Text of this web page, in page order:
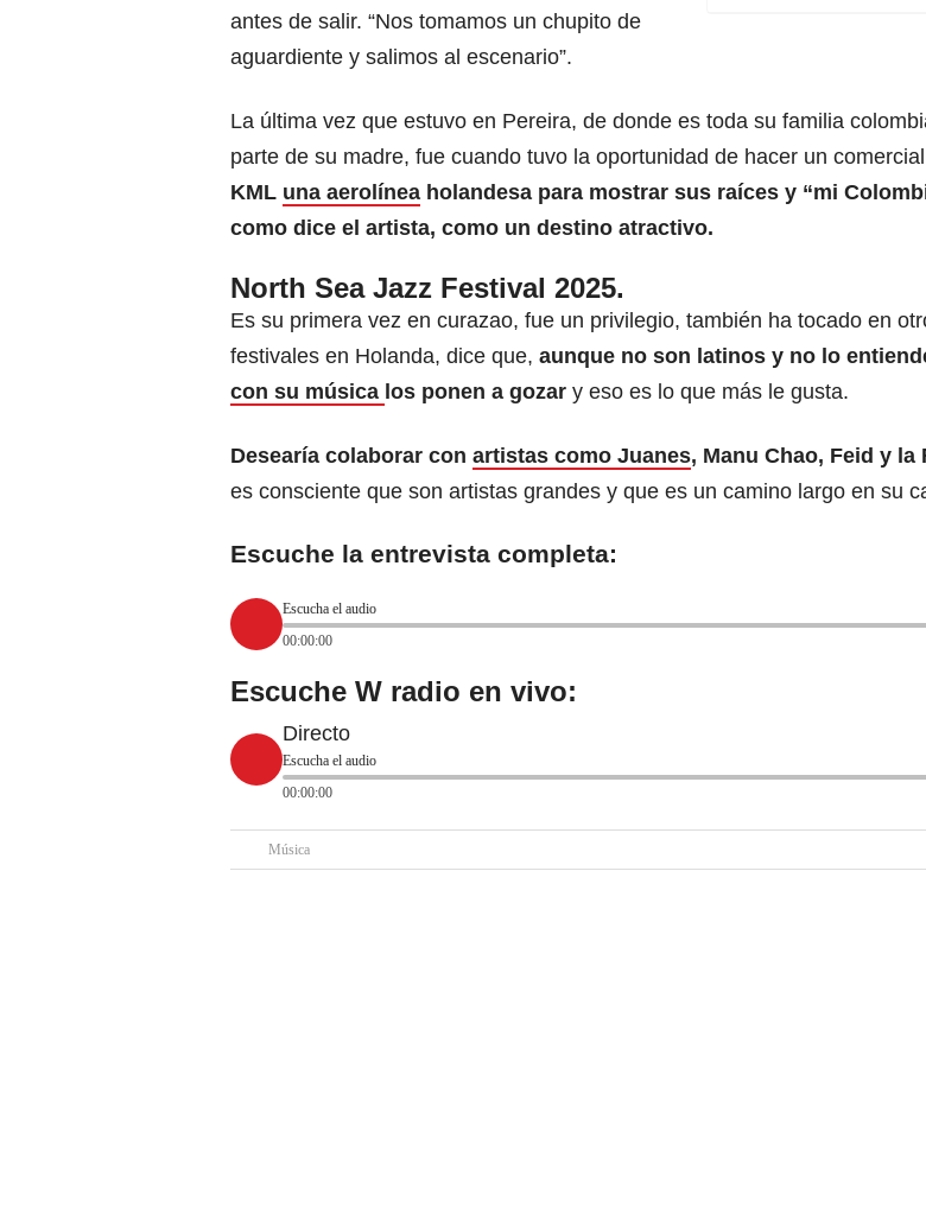
antes de salir. “Nos tomamos un chupito de
aguardiente y salimos al escenario”.
La última vez que estuvo en Pereira, de donde es toda su familia
parte de su madre, fue cuando tuvo la oportunidad de hacer un
KML una aerolínea holandesa para mostrar sus raíces y “mi
como dice el artista, como un destino atractivo.
North Sea Jazz Festival 2025.
Es su primera vez en curazao, fue un privilegio, también ha tocado en
festivales en Holanda, dice que, aunque no son latinos y no lo
con su música los ponen a gozar y eso es lo que más le gusta.
Desearía colaborar con artistas como Juanes, Manu Chao, Feid y la
es consciente que son artistas grandes y que es un camino largo en su
Escuche la entrevista completa:
Escucha el audio
00:00:00
Escuche W radio en vivo:
Directo
Escucha el audio
00:00:00
Música